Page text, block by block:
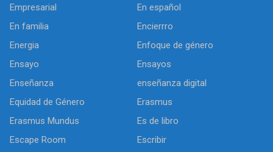
Empresarial
En español
En familia
Encierrro
Energia
Enfoque de género
Ensayo
Ensayos
Enseñanza
enseñanza digital
Equidad de Género
Erasmus
Erasmus Mundus
Es de libro
Escape Room
Escribir